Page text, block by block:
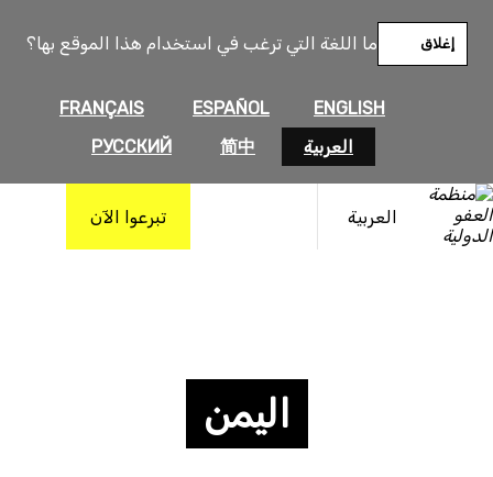
ما اللغة التي ترغب في استخدام هذا الموقع بها؟
ENGLISH
ESPAÑOL
FRANÇAIS
العربية
简中
РУССКИЙ
إغلاق
العربية تبرعوا الآن
اليمن